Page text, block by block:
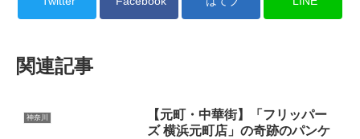
関連記事
神奈川
【元町・中華街】「フリッパー
ズ 横浜元町店」の奇跡のパンケ